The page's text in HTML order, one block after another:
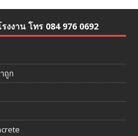
งาน โทร 084 976 0692
ถูก